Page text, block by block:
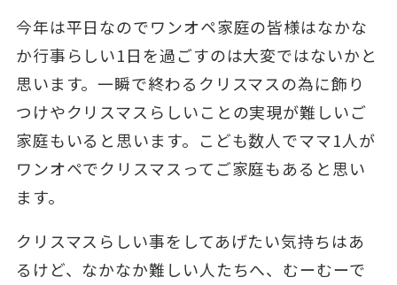
今年は平日なのでワンオペ家庭の皆様はなかな
か行事らしい1日を過ごすのは大変ではないかと
思います。一瞬で終わるクリスマスの為に飾り
つけやクリスマスらしいことの実現が難しいご
家庭もいると思います。こども数人でママ1人が
ワンオペでクリスマスってご家庭もあると思い
ます。
クリスマスらしい事をしてあげたい気持ちはあ
るけど、なかなか難しい人たちへ、むーむーで